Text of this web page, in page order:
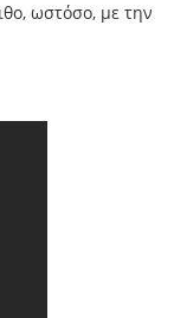
ωστόσο, με την